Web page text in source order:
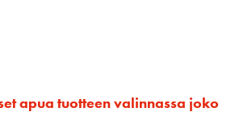
apua tuotteen valinnassa joko